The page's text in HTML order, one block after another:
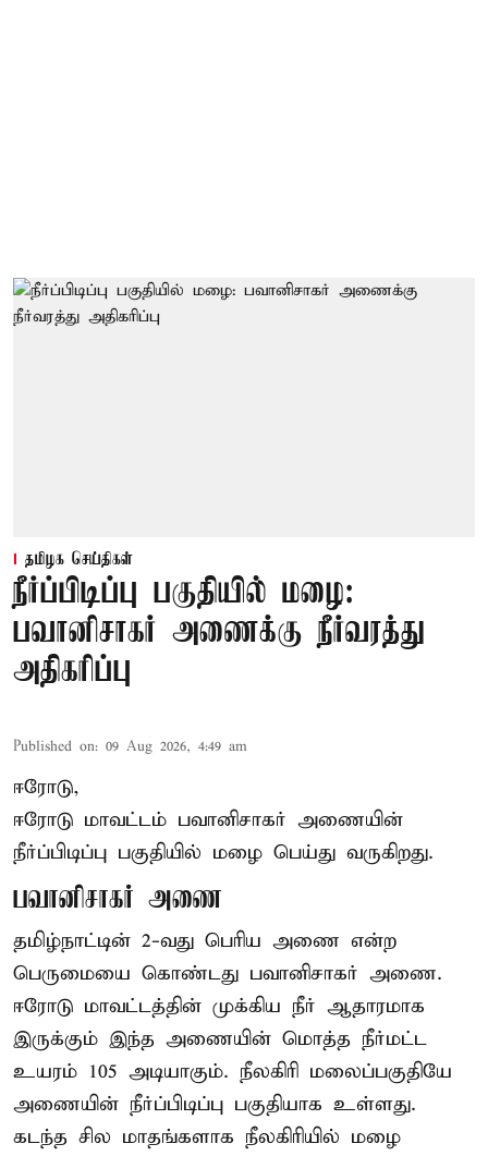
தமிழக செய்திகள்
நீர்ப்பிடிப்பு பகுதியில் மழை:
பவானிசாகர் அணைக்கு நீர்வரத்து
அதிகரிப்பு
Published on: 09 Aug 2026, 4:49 am
ஈரோடு,
ஈரோடு மாவட்டம் பவானிசாகர் அணையின்
நீர்ப்பிடிப்பு பகுதியில் மழை பெய்து வருகிறது.
பவானிசாகர் அணை
தமிழ்நாட்டின் 2-வது பெரிய அணை என்ற
பெருமையை கொண்டது பவானிசாகர் அணை.
ஈரோடு மாவட்டத்தின் முக்கிய நீர் ஆதாரமாக
இருக்கும் இந்த அணையின் மொத்த நீர்மட்ட
உயரம் 105 அடியாகும். நீலகிரி மலைப்பகுதியே
அணையின் நீர்ப்பிடிப்பு பகுதியாக உள்ளது.
கடந்த சில மாதங்களாக நீலகிரியில் மழை